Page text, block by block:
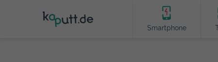
Smartphone